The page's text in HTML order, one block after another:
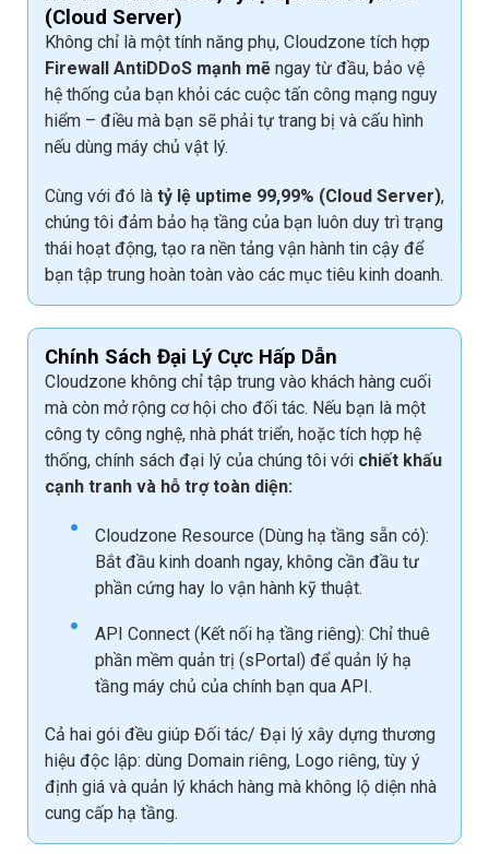
(Cloud Server)
Không chỉ là một tính năng phụ, Cloudzone tích hợp
Firewall AntiDDoS mạnh mẽngay từ đầu, bảo vệ
hệ thống của bạn khỏi các cuộc tấn công mạng nguy
hiểm – điều mà bạn sẽ phải tự trang bị và cấu hình
nếu dùng máy chủ vật lý.
Cùng với đó là tỷ lệ uptime 99,99% (Cloud Server),
chúng tôi đảm bảo hạ tầng của bạn luôn duy trì trạng
thái hoạt động, tạo ra nền tảng vận hành tin cậy để
bạn tập trung hoàn toàn vào các mục tiêu kinh doanh.
Chính Sách Đại Lý Cực Hấp Dẫn
Cloudzone không chỉ tập trung vào khách hàng cuối
mà còn mở rộng cơ hội cho đối tác. Nếu bạn là một
công ty công nghệ, nhà phát triển, hoặc tích hợp hệ
thống, chính sách đại lý của chúng tôi với chiết khấu
cạnh tranh và hỗ trợ toàn diện:
Cloudzone Resource (Dùng hạ tầng sẵn có):
Bắt đầu kinh doanh ngay, không cần đầu tư
phần cứng hay lo vận hành kỹ thuật.
API Connect (Kết nối hạ tầng riêng): Chỉ thuê
phần mềm quản trị (sPortal) để quản lý hạ
tầng máy chủ của chính bạn qua API.
Cả hai gói đều giúp Đối tác/ Đại lý xây dựng thương
hiệu độc lập: dùng Domain riêng, Logo riêng, tùy ý
định giá và quản lý khách hàng mà không lộ diện nhà
cung cấp hạ tầng.